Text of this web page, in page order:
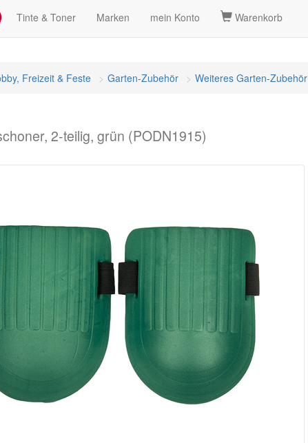
Tinte & Toner Marken mein Konto Warenkorb
Freizeit & Feste Garten-Zubehör Weiteres Garten-Zubehör
2-teilig, grün (PODN1915)